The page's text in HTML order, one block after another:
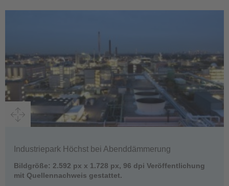
Industriepark Höchst bei Abenddämmerung
Bildgröße: 2.592 px x 1.728 px, 96 dpi Veröffentlichung
mit Quellennachweis gestattet.